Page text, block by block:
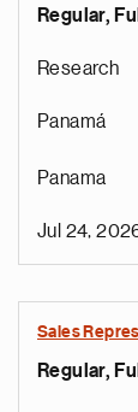
Regular,
Research
Panamá
Panama
Jul 24,
Sales
Regular,